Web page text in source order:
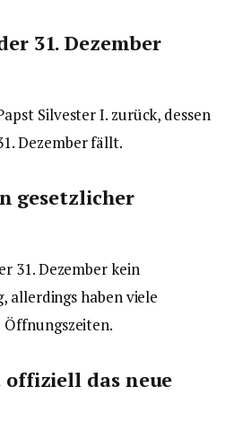
31. Dezember
Silvester I. zurück, dessen
Dezember fällt.
gesetzlicher
31. Dezember kein
allerdings haben viele
das neue